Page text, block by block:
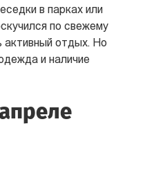
в парках или
по свежему
активный отдых. Но
и наличие